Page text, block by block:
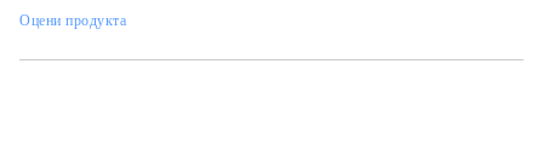
Жанр:Action, Mystery, Supernatural
Оцени продукта